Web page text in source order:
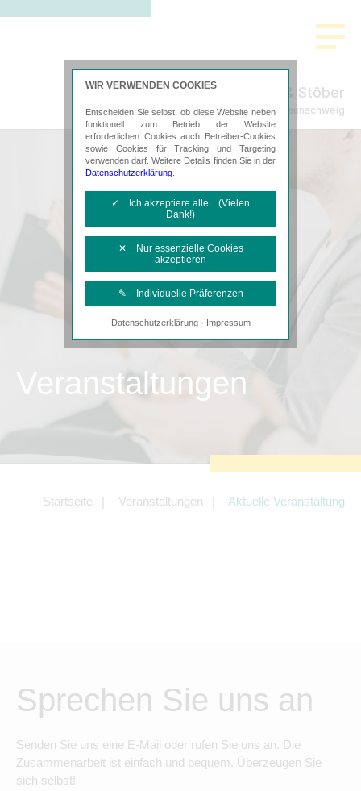
Tischer & Stöber
Steuerberatung in Braunschweig
Veranstaltungen
Startseite Veranstaltungen Aktuelle Veranstaltung
Sprechen Sie uns an
Senden Sie uns eine E-Mail oder rufen Sie uns an. Die
Zusammenarbeit ist einfach und bequem. Überzeugen Sie
sich selbst!
WIR VERWENDEN COOKIES
Entscheiden Sie selbst, ob diese Website neben
funktionell zum Betrieb der Website
erforderlichen Cookies auch Betreiber-Cookies
sowie Cookies für Tracking und Targeting
verwenden darf. Weitere Details finden Sie in der
Datenschutzerklärung
✓ Ich akzeptiere alle (Vielen
Dank!)
✕ Nur essenzielle Cookies
akzeptieren
✎ Individuelle Präferenzen
Notwendige Cookies
Diese Cookies sind erforderlich, um die
Tracking- und Targeting-Cookies
Angebotes einschließlich der
Angeboten von z.B. Facebook und
LinkedIn.
Datenschutzerklärung· Impressum